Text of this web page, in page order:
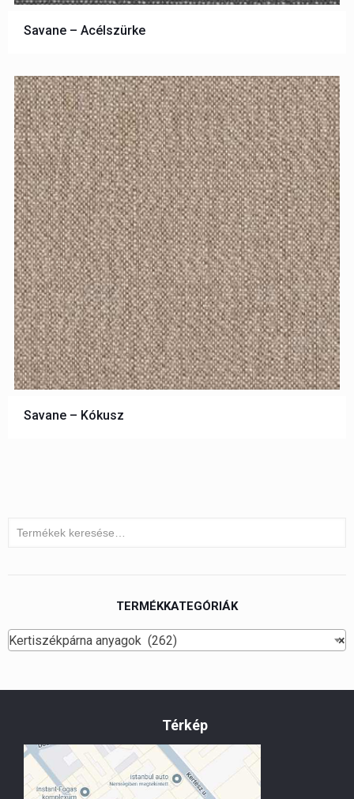
Savane – Acélszürke
Savane – Kókusz
TERMÉKKATEGÓRIÁK
×
Kertiszékpárna anyagok (262)
Térkép